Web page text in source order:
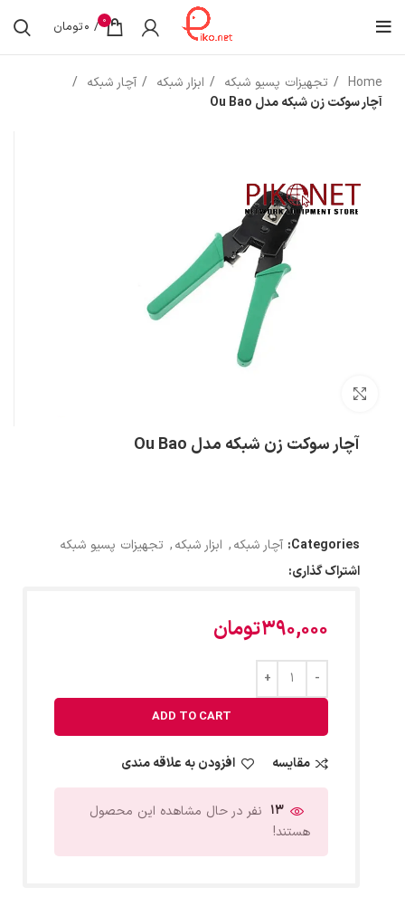
0
/
0تومان
Home تجهیزات پسیو شبکه ابزار شبکه
آچار شبکه
آچار سوکت زن شبکه مدل Ou Bao
آچار سوکت زن شبکه مدل Ou Bao
Categories: آچار شبکه, ابزار شبکه, تجهیزات پسیو شبکه
اشتراک گذاری:
390,000تومان
ADD TO CART
مقایسه افزودن به علاقه مندی
13 نفر در حال مشاهده این محصول
هستند!